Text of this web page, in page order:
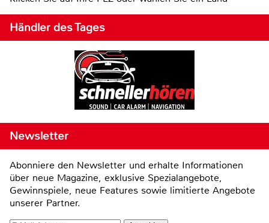
Händler des Tages
Newsletter
Abonniere den Newsletter und erhalte Informationen
über neue Magazine, exklusive Spezialangebote,
Gewinnspiele, neue Features sowie limitierte Angebote
unserer Partner.